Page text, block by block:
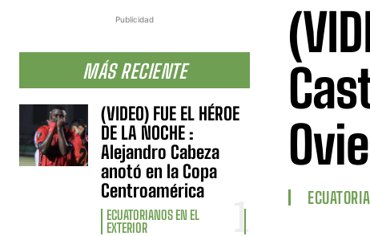
Publicidad
MÁS RECIENTE
(VIDEO) FUE EL HÉROE
DE LA NOCHE :
Alejandro Cabeza
anotó en la Copa
Centroamérica
ECUATORIANOS EN EL
EXTERIOR